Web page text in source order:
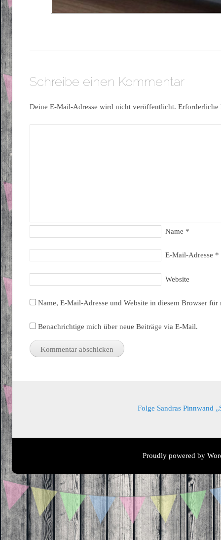
Schreibe einen Kommentar
Deine E-Mail-Adresse wird nicht veröffentlicht.
Name *
E-Mail-Adresse *
Website
Name, E-Mail-Adresse und Website in diesem Browser
Benachrichtige mich über neue Beiträge via E-Mail.
Folge Sandras Pinnwand
Proudly powered by